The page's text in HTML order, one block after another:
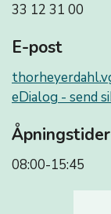
33 12 31 00
E-post
eDialog - send
Åpningstider
08:00-15:45